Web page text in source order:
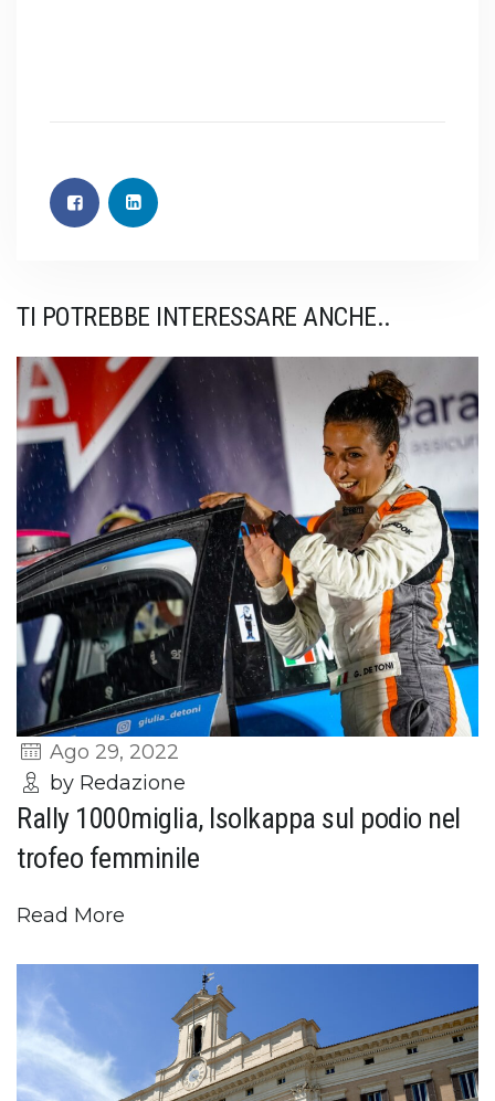
TI POTREBBE INTERESSARE ANCHE..
Ago 29, 2022
by Redazione
Rally 1000miglia, Isolkappa sul podio nel
trofeo femminile
Read More